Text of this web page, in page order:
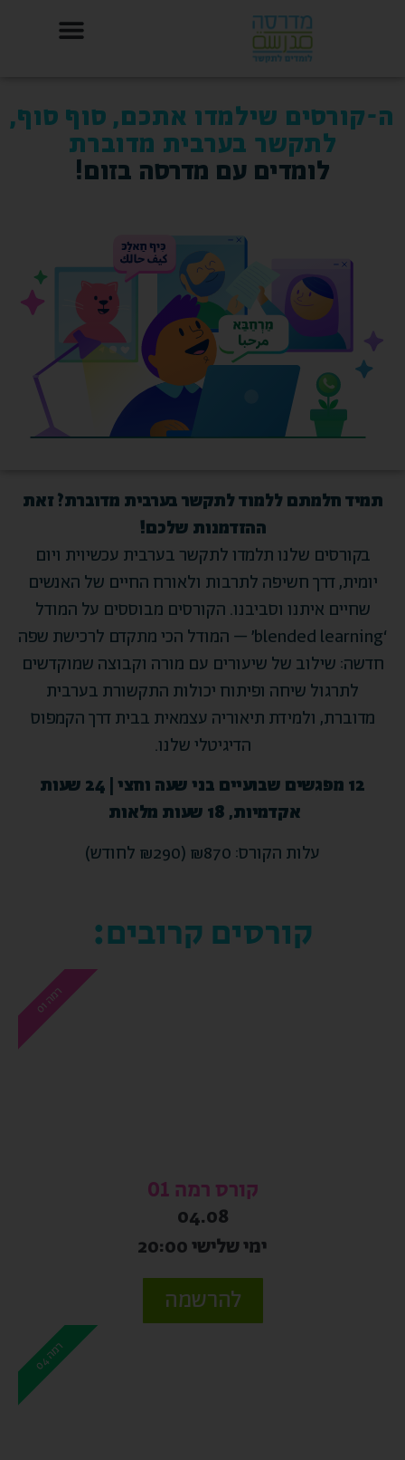
ה-קורסים שילמדו אתכם, סוף סוף,
לתקשר בערבית מדוברת
לומדים עם מדרסה בזום!
תמיד חלמתם ללמוד לתקשר בערבית מדוברת? זאת
ההזדמנות שלכם!
בקורסים שלנו תלמדו לתקשר בערבית עכשיוית ויום
יומית,דרך חשיפה לתרבות ולאורח החיים של האנשים
שחיים איתנו וסביבנו. הקורסים מבוססים על המודל
‘blended learning’ – המודל הכי מתקדם לרכישת שפה
חדשה: שילוב של שיעורים עם מורה וקבוצה שמוקדשים
לתרגול שיחה ופיתוח יכולות התקשורת בערבית
מדוברת, ולמידת תיאוריה עצמאית בבית דרך הקמפוס
הדיגיטלי שלנו.
12 מפגשים שבועיים בני שעה וחצי | 24 שעות
אקדמיות, 18 שעות מלאות
עלות הקורס: ₪870 (₪290 לחודש)
קורסים קרובים:
קורס רמה 01
04.08
ימי שלישי 20:00
להרשמה
ר
מ
ה
0
1
רמ
ה
04